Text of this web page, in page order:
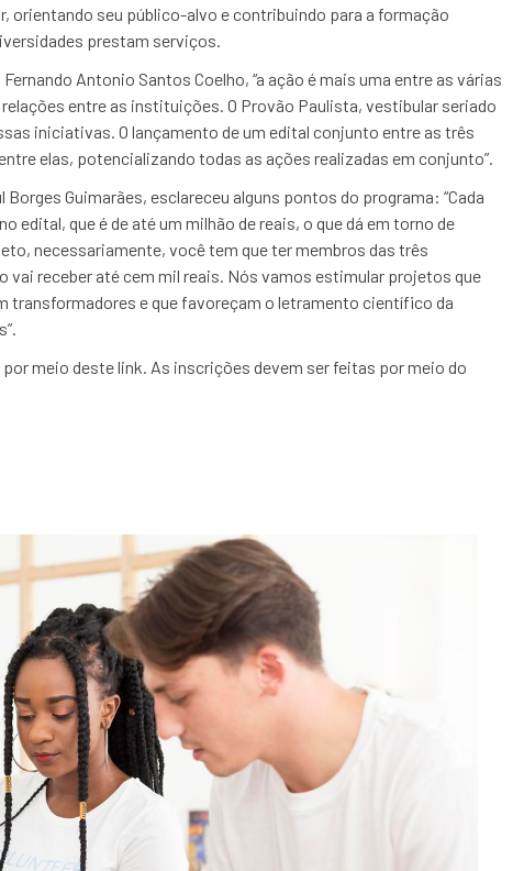
seu público-alvo e contribuindo para a formação
prestam serviços.
Antonio Santos Coelho, “a ação é mais uma entre as várias
entre as instituições. O Provão Paulista, vestibular seriado
iniciativas. O lançamento de um edital conjunto entre as três
elas, potencializando todas as ações realizadas em conjunto”.
Guimarães, esclareceu alguns pontos do programa: “Cada
que é de até um milhão de reais, o que dá em torno de
necessariamente, você tem que ter membros das três
receber até cem mil reais. Nós vamos estimular projetos que
transformadores e que favoreçam o letramento científico da
meio deste link. As inscrições devem ser feitas por meio do